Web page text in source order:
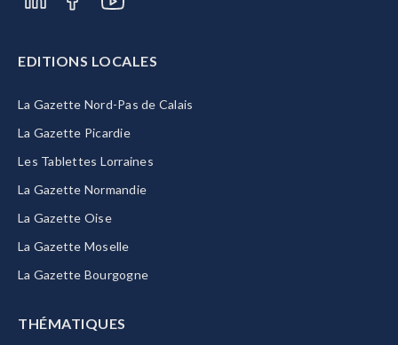
EDITIONS LOCALES
La Gazette Nord-Pas de Calais
La Gazette Picardie
Les Tablettes Lorraines
La Gazette Normandie
La Gazette Oise
La Gazette Moselle
La Gazette Bourgogne
THÉMATIQUES